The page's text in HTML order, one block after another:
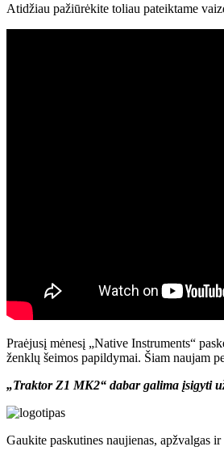
Atidžiau pažiūrėkite toliau pateiktame
Praėjusį mėnesį „Native Instruments“
ženklų šeimos papildymai. Šiam naujam
„Traktor Z1 MK2“ dabar galima įsigyti
Gaukite paskutines naujienas, apžvalgas